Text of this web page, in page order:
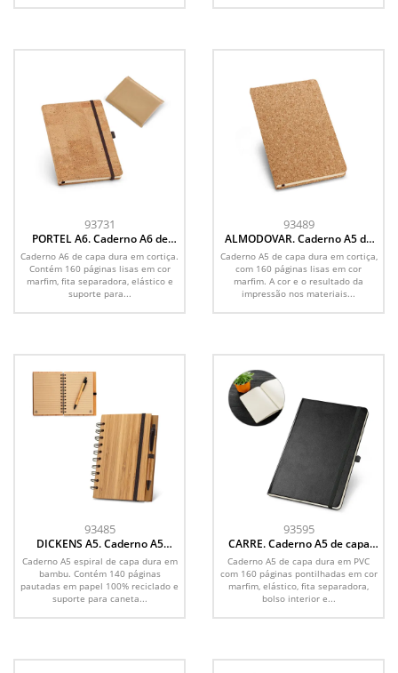
93731
PORTEL A6. Caderno A6 de
capa dura em cortiça, com
páginas lisas
Caderno A6 de capa dura em cortiça.
Contém 160 páginas lisas em cor
marfim, fita separadora, elástico e
suporte para...
93489
ALMODOVAR. Caderno A5 de
capa dura em cortiça, com
páginas lisas
Caderno A5 de capa dura em cortiça,
com 160 páginas lisas em cor
marfim. A cor e o resultado da
impressão nos materiais...
93485
DICKENS A5. Caderno A5
espiral de capa dura em
bambu, com páginas pautadas
em papel 100% reciclado
Caderno A5 espiral de capa dura em
bambu. Contém 140 páginas
pautadas em papel 100% reciclado e
suporte para caneta...
93595
CARRE. Caderno A5 de capa
dura em PVC, com páginas
pontilhadas
Caderno A5 de capa dura em PVC
com 160 páginas pontilhadas em cor
marfim, elástico, fita separadora,
bolso interior e...